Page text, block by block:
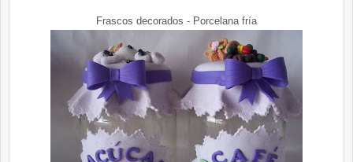
Frascos decorados - Porcelana fría